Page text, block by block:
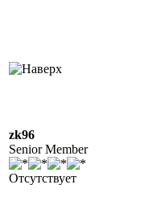
zk96
Senior Member
Отсутствует